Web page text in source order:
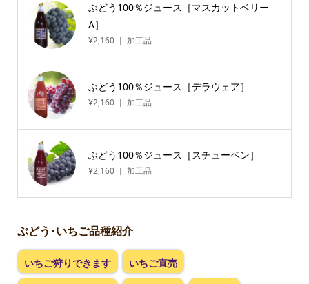
ぶどう100％ジュース［マスカットベリー
A］
¥2,160 加工品
ぶどう100％ジュース［デラウェア］
¥2,160 加工品
ぶどう100％ジュース［スチューベン］
¥2,160 加工品
ぶどう･いちご品種紹介
いちご狩りできます いちご直売